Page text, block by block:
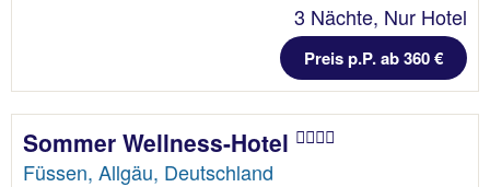
3 Nächte, Nur Hotel
Preis p.P. ab 360 €
Sommer Wellness-Hotel
Füssen, Allgäu, Deutschland